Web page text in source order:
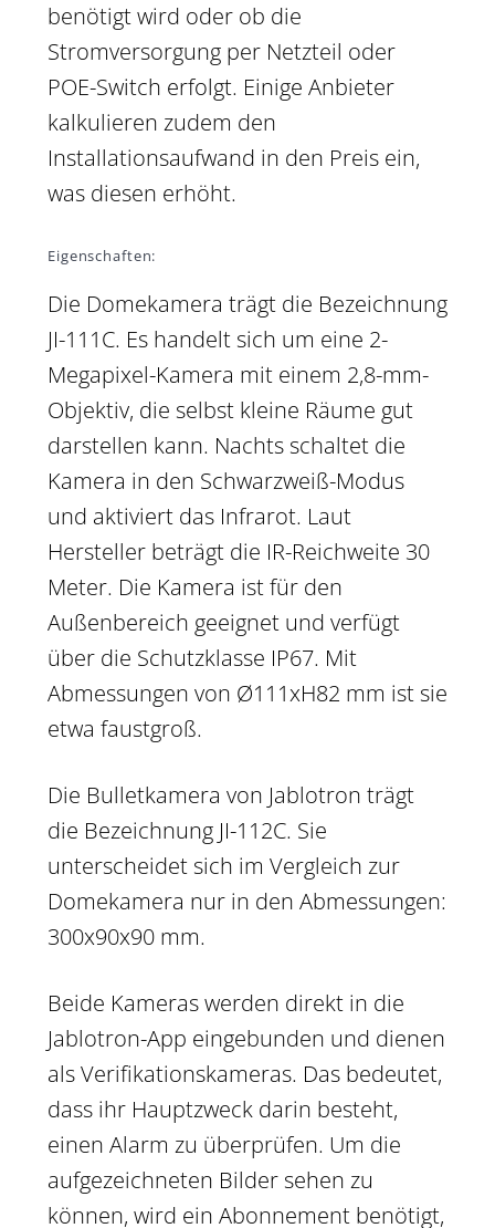
benötigt wird oder ob die
Stromversorgung per Netzteil oder
POE-Switch erfolgt. Einige Anbieter
kalkulieren zudem den
Installationsaufwand in den Preis ein,
was diesen erhöht.
Eigenschaften:
Die Domekamera trägt die Bezeichnung
JI-111C. Es handelt sich um eine 2-
Megapixel-Kamera mit einem 2,8-mm-
Objektiv, die selbst kleine Räume gut
darstellen kann. Nachts schaltet die
Kamera in den Schwarzweiß-Modus
und aktiviert das Infrarot. Laut
Hersteller beträgt die IR-Reichweite 30
Meter. Die Kamera ist für den
Außenbereich geeignet und verfügt
über die Schutzklasse IP67. Mit
Abmessungen von Ø111xH82 mm ist sie
etwa faustgroß.
Die Bulletkamera von Jablotron trägt
die Bezeichnung JI-112C. Sie
unterscheidet sich im Vergleich zur
Domekamera nur in den Abmessungen:
300x90x90 mm.
Beide Kameras werden direkt in die
Jablotron-App eingebunden und dienen
als Verifikationskameras. Das bedeutet,
dass ihr Hauptzweck darin besteht,
einen Alarm zu überprüfen. Um die
aufgezeichneten Bilder sehen zu
können, wird ein Abonnement benötigt,